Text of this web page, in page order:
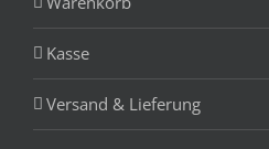
Kasse
Versand & Lieferung